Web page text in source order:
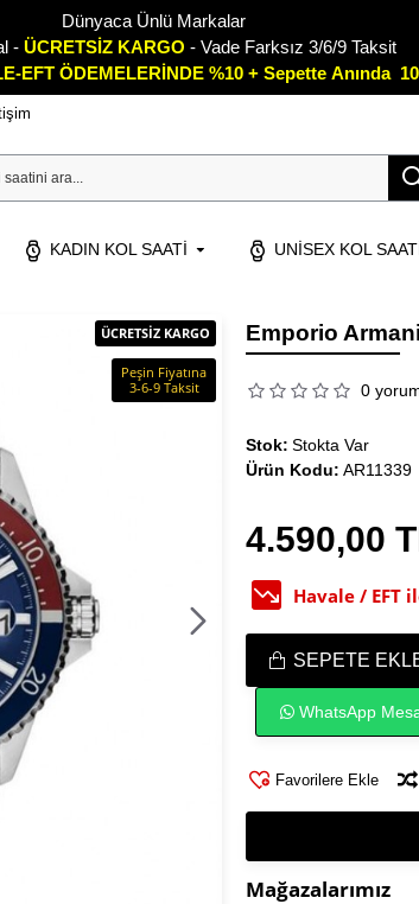
Dünyaca Ünlü Markalar
- ÜCRETSİZ KARGO - Vade Farksız 3/6/9 Taksit
EFT ÖDEMELERİNDE %10 + Sepette Anında
KADIN KOL SAATI UNISEX KOL
ÜCRETSİZ KARGO
Peşin Fiyatına
3-6-9 Taksit
Emporio
0
4.590,00
Havale / EFT
Stok: Stokta Var
Ürün Kodu: AR11339
SEPETE
WhatsApp
Favorilere Ekle
Mağazalarımız